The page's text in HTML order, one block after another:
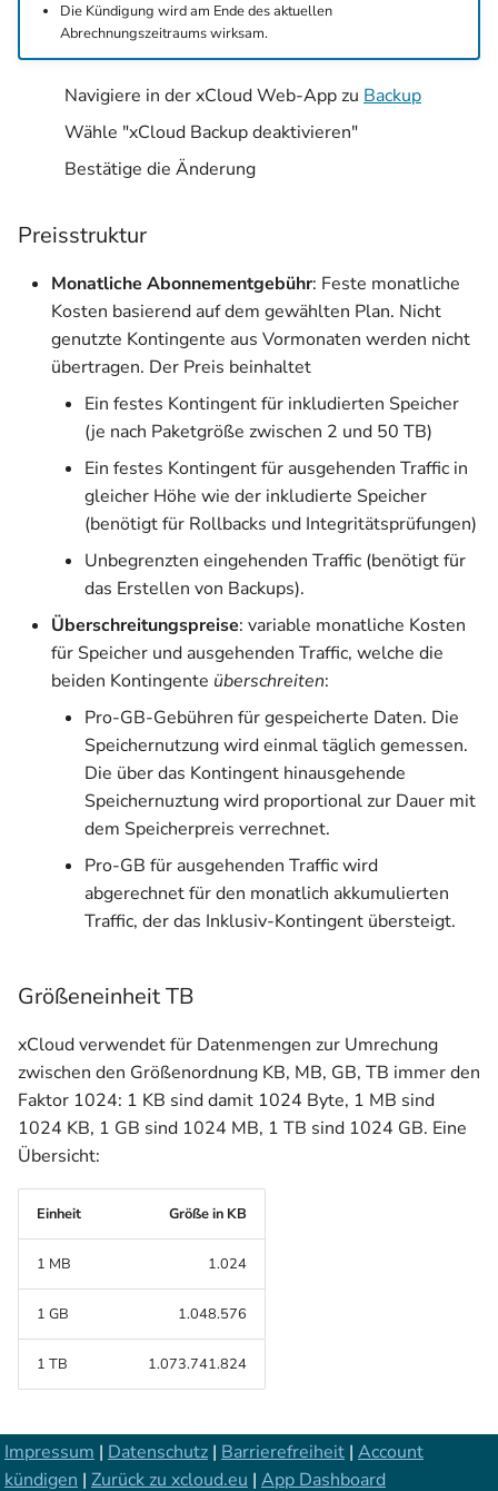
Die Kündigung wird am Ende des aktuellen
Abrechnungszeitraums wirksam.
Navigiere in der xCloud Web-App zu Backup
Wähle "xCloud Backup deaktivieren"
Bestätige die Änderung
Preisstruktur
Monatliche Abonnementgebühr: Feste monatliche
Kosten basierend auf dem gewählten Plan. Nicht
genutzte Kontingente aus Vormonaten werden nicht
übertragen. Der Preis beinhaltet
Ein festes Kontingent für inkludierten Speicher
(je nach Paketgröße zwischen 2 und 50 TB)
Ein festes Kontingent für ausgehenden Traffic in
gleicher Höhe wie der inkludierte Speicher
(benötigt für Rollbacks und Integritätsprüfungen)
Unbegrenzten eingehenden Traffic (benötigt für
das Erstellen von Backups).
Überschreitungspreise: variable monatliche Kosten
für Speicher und ausgehenden Traffic, welche die
beiden Kontingente überschreiten:
Pro-GB-Gebühren für gespeicherte Daten. Die
Speichernutzung wird einmal täglich gemessen.
Die über das Kontingent hinausgehende
Speichernuztung wird proportional zur Dauer mit
dem Speicherpreis verrechnet.
Pro-GB für ausgehenden Traffic wird
abgerechnet für den monatlich akkumulierten
Traffic, der das Inklusiv-Kontingent übersteigt.
Größeneinheit TB
xCloud verwendet für Datenmengen zur Umrechung
zwischen den Größenordnung KB, MB, GB, TB immer den
Faktor 1024: 1 KB sind damit 1024 Byte, 1 MB sind
1024 KB, 1 GB sind 1024 MB, 1 TB sind 1024 GB. Eine
Übersicht:
Einheit Größe in KB
1 MB 1.024
1 GB 1.048.576
1 TB 1.073.741.824
Impressum | Datenschutz | Barrierefreiheit | Account
kündigen | Zurück zu xcloud.eu | App Dashboard